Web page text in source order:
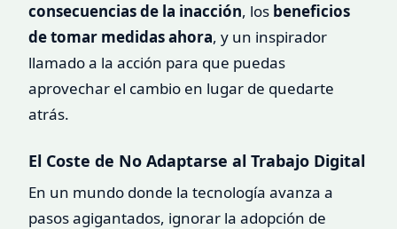
consecuencias de la inacción, los beneficios
de tomar medidas ahora, y un inspirador
llamado a la acción para que puedas
aprovechar el cambio en lugar de quedarte
atrás.
El Coste de No Adaptarse al Trabajo Digital
En un mundo donde la tecnología avanza a
pasos agigantados, ignorar la adopción de